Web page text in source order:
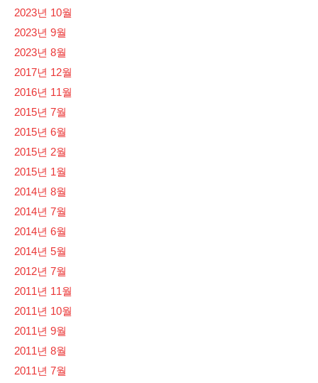
2023년 10월
2023년 9월
2023년 8월
2017년 12월
2016년 11월
2015년 7월
2015년 6월
2015년 2월
2015년 1월
2014년 8월
2014년 7월
2014년 6월
2014년 5월
2012년 7월
2011년 11월
2011년 10월
2011년 9월
2011년 8월
2011년 7월